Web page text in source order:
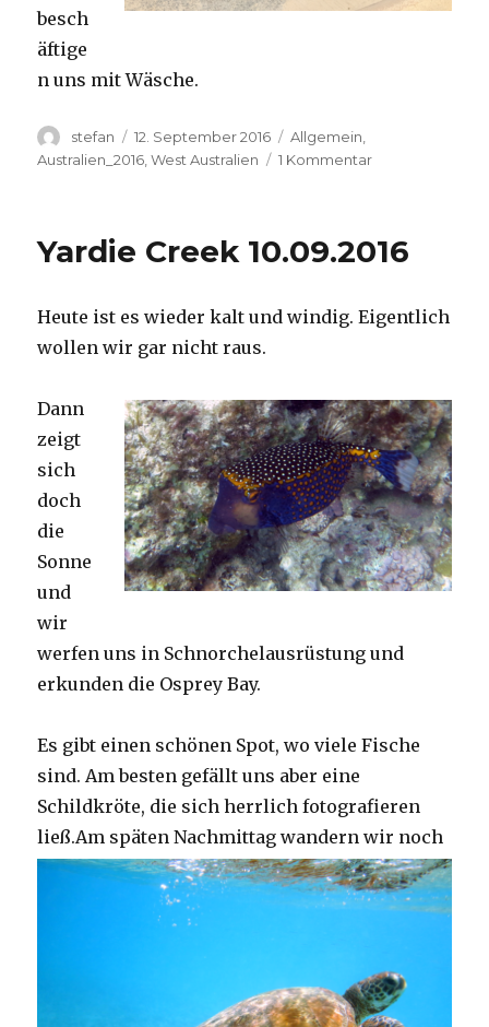
besch
äftige
n uns mit Wäsche.
Autor
stefan
Veröffentlicht
am
12. September 2016 Kategorien
Allgemein
Australien_2016 ,West Australien 1 Kommentarzu
Yardie Creek 10.09.2016
Heute ist es wieder kalt und windig. Eigentlich
wollen wir gar nicht raus.
Dann
zeigt
sich
doch
die
Sonne
und
wir
werfen uns in Schnorchelausrüstung und
erkunden die Osprey Bay.
Es gibt einen schönen Spot, wo viele Fische
sind. Am besten gefällt uns aber eine
Schildkröte, die sich herrlich fotografieren
ließ.Am späten Nachmittag wandern wir noch